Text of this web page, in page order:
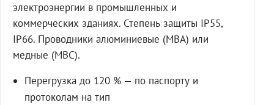
электроэнергии в промышленных и
коммерческих зданиях. Степень защиты IP55,
IP66. Проводники алюминиевые (МВА) или
медные (МВС).
Перегрузка до 120 % — по паспорту и
протоколам на тип